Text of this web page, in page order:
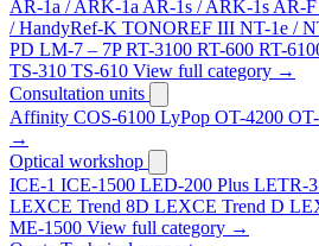
AR-1a / ARK-1a AR-1s / ARK-1s AR-
/ HandyRef-K TONOREF III NT-1e /
PD LM-7 – 7PRT-3100 RT-600 RT-
TS-310 TS-610 View full category →
Consultation units
Affinity COS-6100 LyPop OT-4200
→
Optical workshop
ICE-1 ICE-1500 LED-200 Plus LETR-
LEXCE Trend 8D LEXCE Trend D
ME-1500 View full category →